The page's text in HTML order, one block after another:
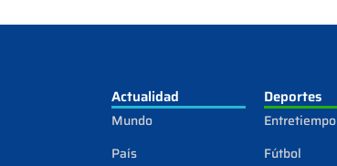
Actualidad
Mundo
País
Deportes
Entretiempo
Fútbol